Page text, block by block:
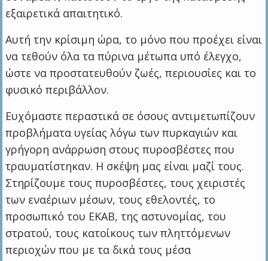
εξαιρετικά απαιτητικό.
Αυτή την κρίσιμη ώρα, το μόνο που προέχει είναι
να τεθούν όλα τα πύρινα μέτωπα υπό έλεγχο,
ώστε να προστατευθούν ζωές, περιουσίες και το
φυσικό περιβάλλον.
Ευχόμαστε περαστικά σε όσους αντιμετωπίζουν
προβλήματα υγείας λόγω των πυρκαγιών και
γρήγορη ανάρρωση στους πυροσβέστες που
τραυματίστηκαν. Η σκέψη μας είναι μαζί τους.
Στηρίζουμε τους πυροσβέστες, τους χειριστές
των εναέριων μέσων, τους εθελοντές, το
προσωπικό του ΕΚΑΒ, της αστυνομίας, του
στρατού, τους κατοίκους των πληττόμενων
περιοχών που με τα δικά τους μέσα